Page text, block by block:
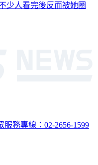
少人看完後反而被她圈
服務專線：02-2656-1599